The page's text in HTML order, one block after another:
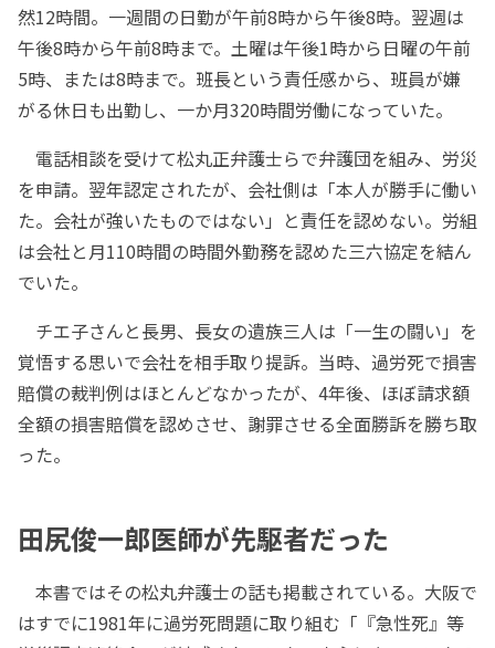
然12時間。一週間の日勤が午前8時から午後8時。翌週は
午後8時から午前8時まで。土曜は午後1時から日曜の午前
5時、または8時まで。班長という責任感から、班員が嫌
がる休日も出勤し、一か月320時間労働になっていた。
電話相談を受けて松丸正弁護士らで弁護団を組み、労災
を申請。翌年認定されたが、会社側は「本人が勝手に働い
た。会社が強いたものではない」と責任を認めない。労組
は会社と月110時間の時間外勤務を認めた三六協定を結ん
でいた。
チエ子さんと長男、長女の遺族三人は「一生の闘い」を
覚悟する思いで会社を相手取り提訴。当時、過労死で損害
賠償の裁判例はほとんどなかったが、4年後、ほぼ請求額
全額の損害賠償を認めさせ、謝罪させる全面勝訴を勝ち取
った。
田尻俊一郎医師が先駆者だった
本書ではその松丸弁護士の話も掲載されている。大阪で
はすでに1981年に過労死問題に取り組む「『急性死』等